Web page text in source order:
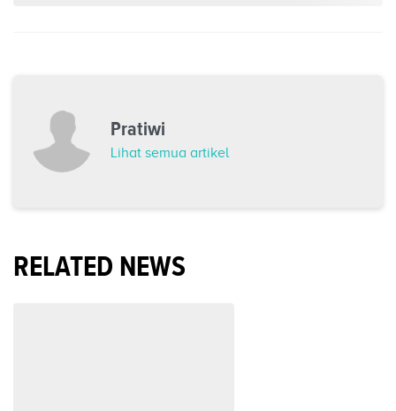
Pratiwi
Lihat semua artikel
RELATED NEWS